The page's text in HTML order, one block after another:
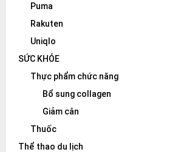
Puma
Rakuten
Uniqlo
SỨC KHỎE
Thực phẩm chức năng
Bổ sung collagen
Giảm cân
Thuốc
Thể thao du lịch